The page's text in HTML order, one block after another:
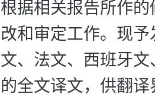
根据相关报告所作
改和审定工作。现
文、法文、西班牙
的全文译文，供翻译